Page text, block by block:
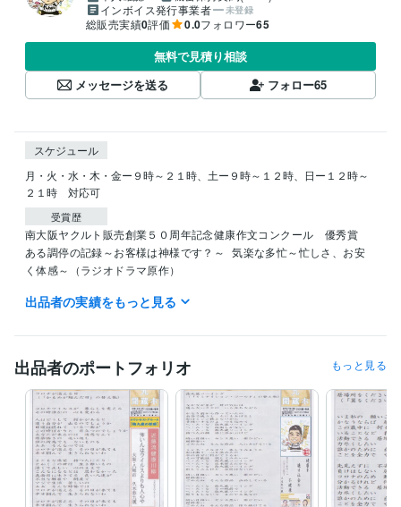
インボイス発行事業者
未登録
総販売実績0評価 0.0フォロワー65
無料で見積り相談
メッセージを送る
フォロー65
スケジュール
月・火・水・木・金ー９時～２１時、土ー９時～１２時、日ー１２時～
２１時　対応可
受賞歴
南大阪ヤクルト販売創業５０周年記念健康作文コンクール　優秀賞
ある調停の記録～お客様は神様です？～
気楽な多忙～忙しさ、お安
く体感～（ラジオドラマ原作）
資格・検定
日商簿記検定三級 取得年 : 1996年
食品衛生責任者
ＭＯＳ検定Ｅｘｃｅｌ２００７
ＭＯＳ検定Ｗｏｒｄ２００７ 取得年 : 2011年
ＭＯＳ検定ＰｏｗｅｒＰｏｉｎｔ２００７ 取得年 : 2011年
ＭＯＳ検定Ａｃｃｅｓｓ２００７ 取得年 : 2014年
メンタルヘルスマネジメント検定Ⅲ種（セルフケア）
取得年 : 2017
年
メンタルヘルスマネジメント検定Ⅱ種（ラインケア）
取得年 : 2017
年
出品者の実績をもっと見る
出品者のポートフォリオ もっと見る